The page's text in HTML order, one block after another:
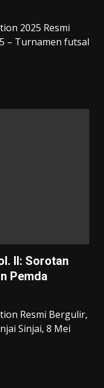
2025 Resmi
– Turnamen futsal
II: Sorotan
Pemda
Resmi Bergulir,
Sinjai, 8 Mei